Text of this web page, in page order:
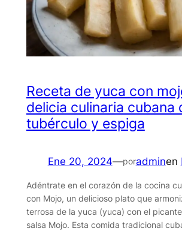
Receta de yuca con
delicia culinaria cubana
tubérculo y espiga
Ene 20, 2024—poradminen
Adéntrate en el corazón de la cocina
con Mojo, un delicioso plato que
terrosa de la yuca (yuca) con el
salsa Mojo. Esta comida tradicional